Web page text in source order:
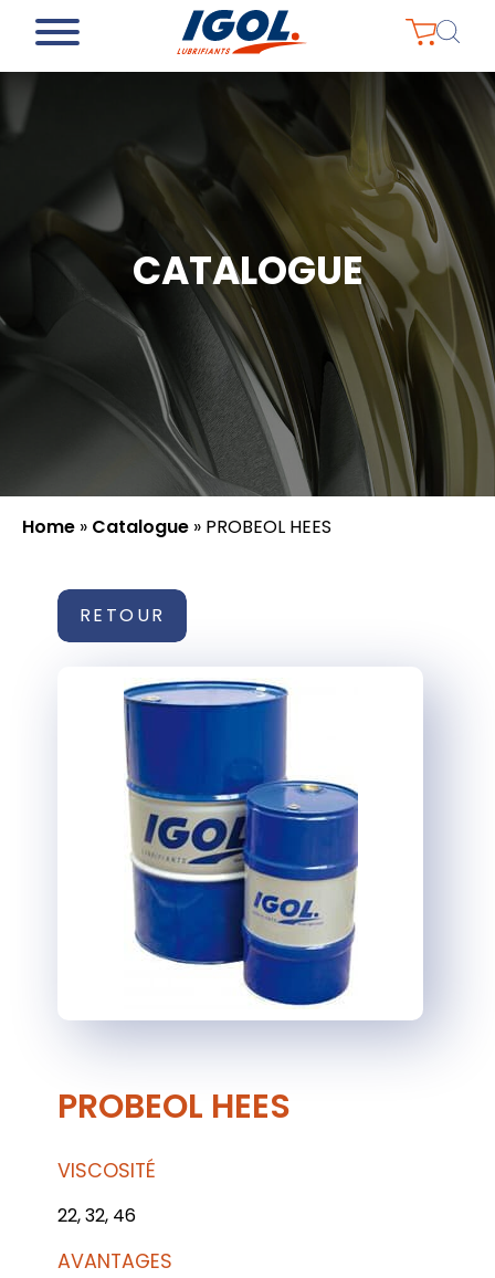
CATALOGUE
Home » Catalogue » PROBEOL HEES
RETOUR
PROBEOL HEES
VISCOSITÉ
22, 32, 46
AVANTAGES